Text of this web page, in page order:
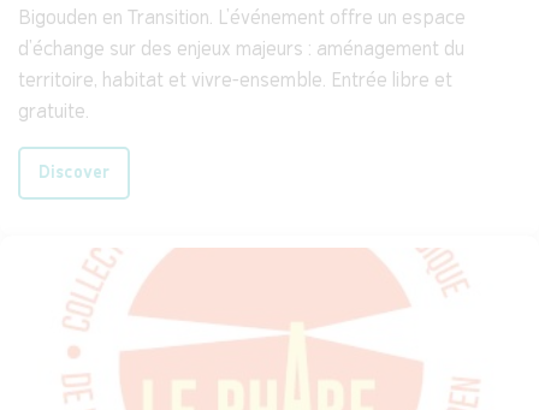
Bigouden en Transition. L'événement offre un espace
d'échange sur des enjeux majeurs : aménagement du
territoire, habitat et vivre-ensemble. Entrée libre et
gratuite.
Discover